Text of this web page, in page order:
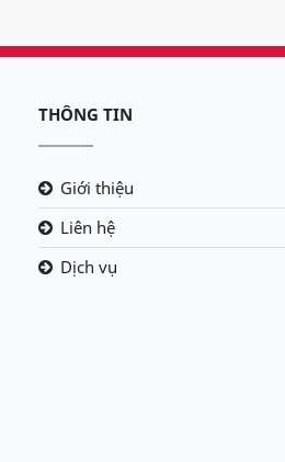
THÔNG TIN
Giới thiệu
Liên hệ
Dịch vụ